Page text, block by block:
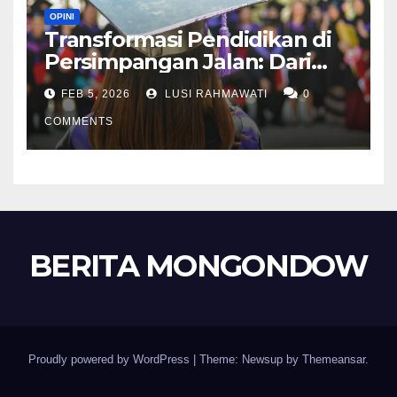
OPINI
Transformasi Pendidikan di
Persimpangan Jalan: Dari
Polemik Fateta IPB hingga
Tantangan Era Kecerdasan
Buatan
FEB 5, 2026 LUSI RAHMAWATI 0
COMMENTS
BERITA MONGONDOW
Proudly powered by WordPress Theme: Newsup by Themeansar.